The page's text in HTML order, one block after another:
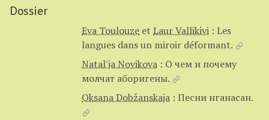
Dossier
Eva Toulouze et Laur Vallikivi : Les
langues dans un miroir déformant.
Natal'ja Novikova : О чем и почему
молчат аборигены.
Oksana Dobžanskaja : Песни нганасан.